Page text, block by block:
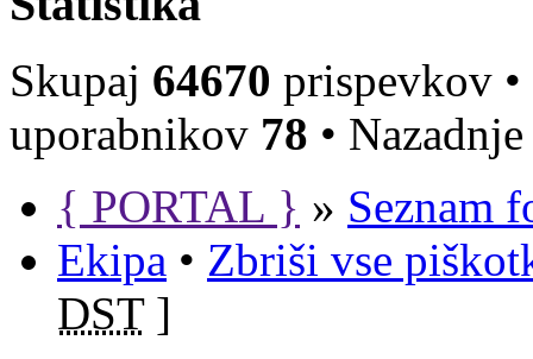
Skupaj 64670 prispevkov
uporabnikov 78 •
{ PORTAL } » Seznam
Ekipa • Zbriši vse
DST]